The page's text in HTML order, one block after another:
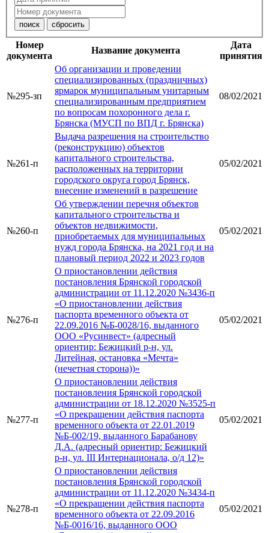
Номер
документа
Название документа
Дата
принятия
№295-зп
Об организации и проведении
специализированных (праздничных)
ярмарок муниципальным унитарным
специализированным предприятием
по вопросам похоронного дела г.
Брянска (МУСП по ВПД г. Брянска)
08/02/2021
№261-п
Выдача разрешения на строительство
(реконструкцию) объектов
капитального строительства,
расположенных на территории
городского округа город Брянск,
внесение изменений в разрешение
05/02/2021
№260-п
Об утверждении перечня объектов
капитального строительства и
объектов недвижимости,
приобретаемых для муниципальных
нужд города Брянска, на 2021 год и на
плановый период 2022 и 2023 годов
05/02/2021
№276-п
О приостановлении действия
постановления Брянской городской
администрации от 11.12.2020 №3436-п
«О приостановлении действия
паспорта временного объекта от
22.09.2016 №Б-0028/16, выданного
ООО «Русинвест» (адресный
ориентир: Бежицкий р-н, ул.
Литейная, остановка «Мечта»
(нечетная сторона))»
05/02/2021
№277-п
О приостановлении действия
постановления Брянской городской
администрации от 18.12.2020 №3525-п
«О прекращении действия паспорта
временного объекта от 22.01.2019
№Б-002/19, выданного Барабанову
Д.А. (адресный ориентир: Бежицкий
р-н, ул. III Интернационала, о/д 12)»
05/02/2021
№278-п
О приостановлении действия
постановления Брянской городской
администрации от 11.12.2020 №3434-п
«О прекращении действия паспорта
временного объекта от 22.09.2016
№Б-0016/16, выданного ООО
05/02/2021